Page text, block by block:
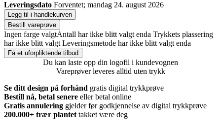
Leveringsdato Forventet; mandag 24. august 2026
Legg til i handlekurven
Bestill vareprøve
Ingen farge valgtAntall har ikke blitt valgt enda Trykkets plassering
har ikke blitt valgt Leveringsmetode har ikke blitt valgt enda
Få et uforpliktende tilbud
Du kan laste opp din logofil i kundevognen
Vareprøver leveres alltid uten trykk
Se ditt design på forhånd gratis digital trykkprøve
Bestill nå, betal senere eller betal online
Gratis annulering gjelder før godkjennelse av digital trykkprøve
200.000+ trær plantet takket være deg